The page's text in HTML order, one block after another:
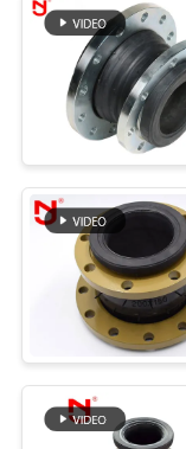
QUALITÀ
NOTIZIE
RICHIEDA
UNA
CITAZIONE
di
di